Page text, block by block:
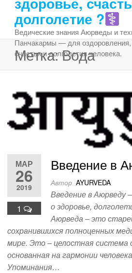
Перейти
содержимому
долголетие ?‍
Ведические знания Аюрведы и
Панчакармы — для
счастья и долголетия человека.
Метка:Вода
МАР
26
2019
1
Введение в
Автор AYURVEDA
Введение в Аюрведу
о здоровье,
Аюрведа – это
сохранившихся полноценных
мире. Это – целостная система
основанная на гармонии
Упоминания…